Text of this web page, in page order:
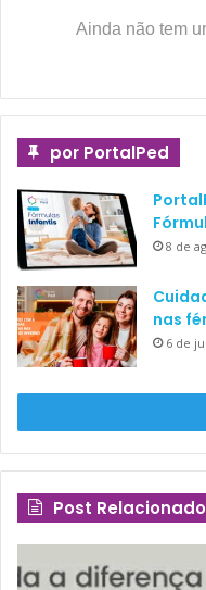
Ainda não tem
por PortalPed
8 de
nas
6 de
Post